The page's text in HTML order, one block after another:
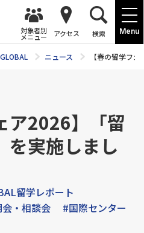
Menu
対象者別
メニュー アクセス 検索
ニュース 【春の留学フ
ア2026】「留
を実施しまし
留学レポート
・相談会
#国際センター